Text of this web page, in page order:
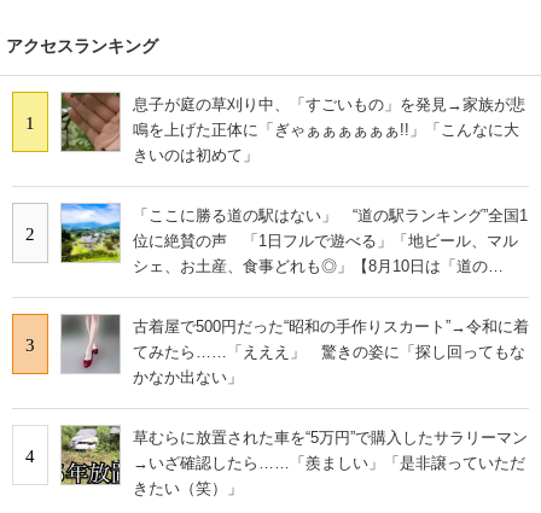
経営リーダーのコミュニティ
マーケ×ITの今がよく分かる
ITエンジニア向け専門サイト
企業向けIT製品の総合サイト
IT製品の技術・比較・事例
モノづくり技術者専門サイト
エレクトロニクス専門サイト
電子設計の基本と応用
アクセスランキング
1
息子が庭の草刈り中、「すごいもの」を発見→家族が悲
鳴を上げた正体に「ぎゃぁぁぁぁぁぁ!!」「こんなに大
きいのは初めて」
2
「ここに勝る道の駅はない」 “道の駅ランキング”全国1
位に絶賛の声 「1日フルで遊べる」「地ビール、マル
シェ、お土産、食事どれも◎」【8月10日は「道の
3
古着屋で500円だった“昭和の手作りスカート”→令和に着
てみたら……「えええ」 驚きの姿に「探し回ってもな
かなか出ない」
4
草むらに放置された車を“5万円”で購入したサラリーマン
→いざ確認したら……「羨ましい」「是非譲っていただ
きたい（笑）」